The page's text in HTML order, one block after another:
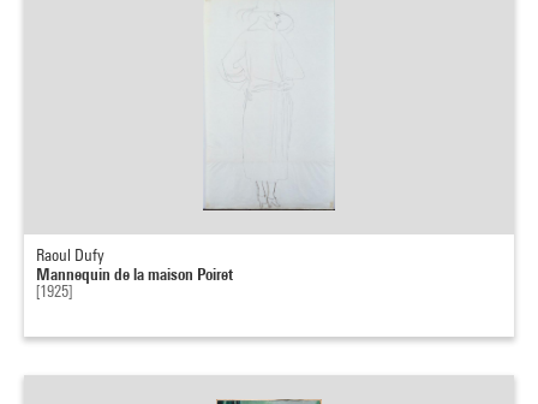
Raoul Dufy
Mannequin de la maison Poiret
[1925]